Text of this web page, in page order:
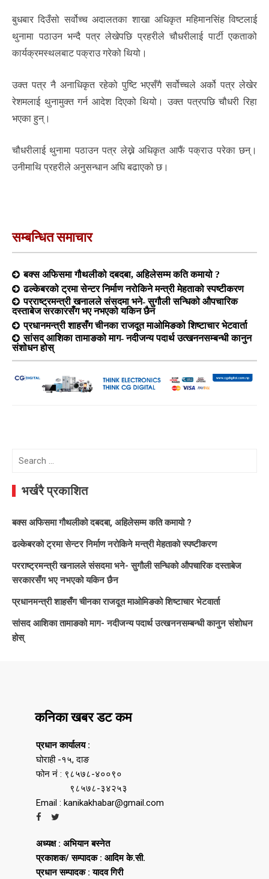
बुधबार दिउँसो सर्वोच्च अदालतका शाखा अधिकृत महिमानसिंह विष्टलाई
थुनामा पठाउन भन्दै पत्र लेखेपछि प्रहरीले चौधरीलाई पार्टी एकताको
कार्यक्रमस्थलबाट पक्राउ गरेको थियो।
उक्त पत्र नै अनाधिकृत रहेको पुष्टि भएसँगै सर्वोच्चले अर्को पत्र लेखेर
रेशमलाई थुनामुक्त गर्न आदेश दिएको थियो। उक्त पत्रपछि चौधरी रिहा
भएका हुन्।
चौधरीलाई थुनामा पठाउन पत्र लेख्ने अधिकृत आफैं पक्राउ परेका छन्।
उनीमाथि प्रहरीले अनुसन्धान अघि बढाएको छ।
सम्बन्धित समाचार
बक्स अफिसमा गौथलीको दबदबा, अहिलेसम्म कति कमायो ?
ढल्केबरको ट्रमा सेन्टर निर्माण नरोकिने मन्त्री मेहताको स्पष्टीकरण
परराष्ट्रमन्त्री खनालले संसदमा भने- सुगौली सन्धिको औपचारिक
दस्ताबेज सरकारसँग भए नभएको यकिन छैन
प्रधानमन्त्री शाहसँग चीनका राजदूत माओमिङको शिष्टाचार भेटवार्ता
सांसद आशिका तामाङको माग- नदीजन्य पदार्थ उत्खननसम्बन्धी कानुन
संशोधन होस्
Search
भर्खरै प्रकाशित
बक्स अफिसमा गौथलीको दबदबा, अहिलेसम्म कति कमायो ?
ढल्केबरको ट्रमा सेन्टर निर्माण नरोकिने मन्त्री मेहताको स्पष्टीकरण
परराष्ट्रमन्त्री खनालले संसदमा भने- सुगौली सन्धिको औपचारिक दस्ताबेज
सरकारसँग भए नभएको यकिन छैन
प्रधानमन्त्री शाहसँग चीनका राजदूत माओमिङको शिष्टाचार भेटवार्ता
सांसद आशिका तामाङको माग- नदीजन्य पदार्थ उत्खननसम्बन्धी कानुन संशोधन
होस्
कनिका खबर डट कम
प्रधान कार्यालय :
घोराही -१५, दाङ
फोन नं : ९८५७८-४००९०
९८५७८-३४२५३
Email : kanikakhabar@gmail.com
अध्यक्ष : अभियान बस्नेत
प्रकाशक/ सम्पादक : आदिम के.सी.
प्रधान सम्पादक : यादव गिरी